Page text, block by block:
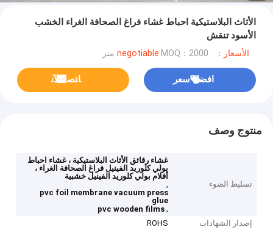
الأثاث البلاستيكية احباط غشاء فراغ الصحافة الغراء الخشب
الأسود تنقش
الأسعار：negotiable MOQ：2000 متر
افضل سعر ﺎﺘﺼﻟ ﺍﻶﻧ
منتوج وصف
تسليط الضوء
غشاء رقائق الأثاث البلاستيكية ، غشاء احباط
بولي كلوريد الفينيل فراغ الصحافة الغراء ،
أفلام بولي كلوريد الفينيل خشبية
,
pvc foil membrane vacuum press
glue
,
pvc wooden films
إصدار الشهادات
ROHS